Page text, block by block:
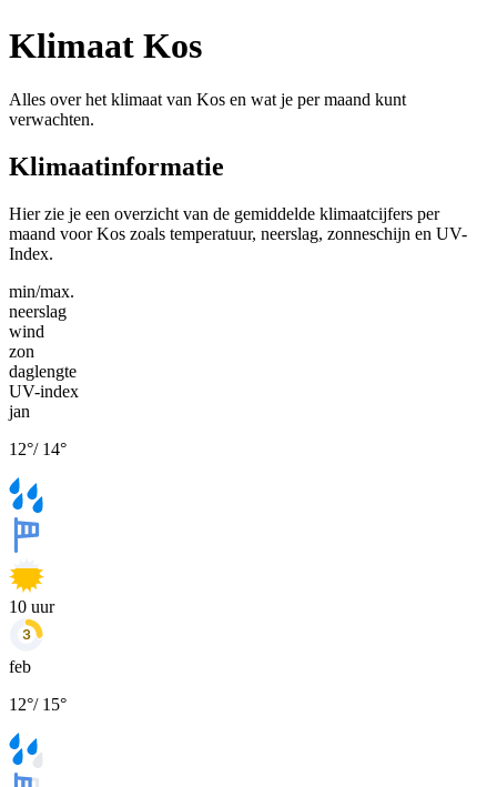
Klimaat Kos
Alles over het klimaat van Kos en wat je per maand kunt
verwachten.
Klimaatinformatie
Hier zie je een overzicht van de gemiddelde klimaatcijfers per
maand voor Kos zoals temperatuur, neerslag, zonneschijn en UV-
Index.
min/max.
neerslag
wind
zon
daglengte
UV-index
jan
12°/ 14°
10 uur
feb
12°/ 15°